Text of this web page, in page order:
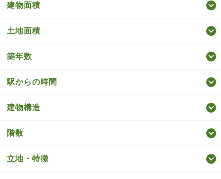
建物面積
土地面積
築年数
駅からの時間
建物構造
階数
立地・特徴